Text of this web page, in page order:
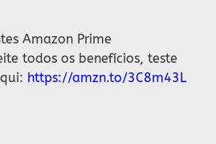
Amazon Prime
todos os benefícios, teste
https://amzn.to/3C8m43L